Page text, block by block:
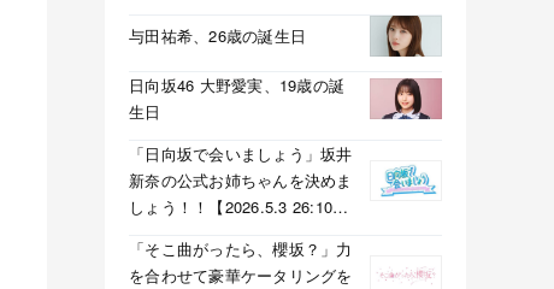
与田祐希、26歳の誕生日
日向坂46 大野愛実、19歳の誕
生日
「日向坂で会いましょう」坂井
新奈の公式お姉ちゃんを決めま
しょう！！【2026.5.3 26:10〜
「そこ曲がったら、櫻坂？」力
を合わせて豪華ケータリングを